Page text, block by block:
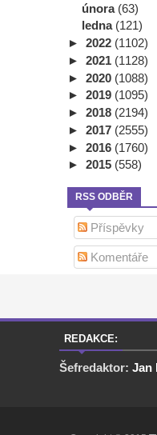
února (63)
ledna (121)
► 2022 (1102)
► 2021 (1128)
► 2020 (1088)
► 2019 (1095)
► 2018 (2194)
► 2017 (2555)
► 2016 (1760)
► 2015 (558)
RSS ODBĚR
Příspěvky
Komentáře
REDAKCE:
Šefredaktor: Jan